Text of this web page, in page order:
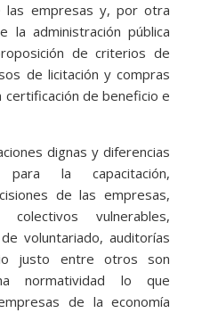
las empresas y, por otra
la administración pública
de criterios de
de licitación y compras
certificación de beneficio e
dignas y diferencias
para la capacitación,
de las empresas,
vulnerables,
voluntariado, auditorías
justo entre otros son
normatividad lo que
de la economía